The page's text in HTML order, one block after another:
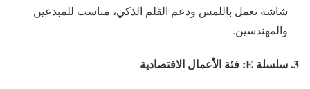
شاشة تعمل باللمس ودعم القلم الذكي، مناسب للمبدعين
والمهندسين.
3. سلسلة E: فئة الأعمال الاقتصادية